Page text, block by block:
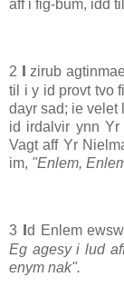
aff i fig-bum, idd
2 I zirub
til i y id provt tvo
dayr sad; ie velet
id irdalvir ynn
Vagt aff Yr
im, "Enlem,
3 Id Enlem
Eg agesy i lud
enym nak".